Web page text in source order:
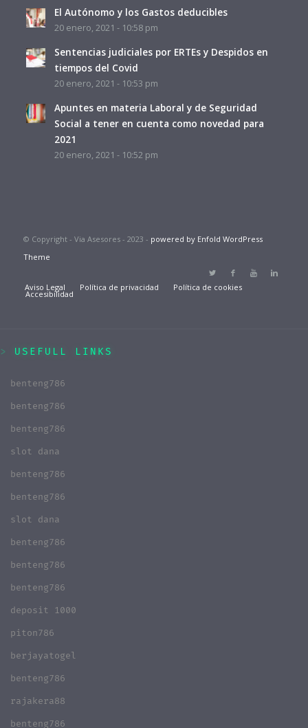
El Autónomo y los Gastos deducibles
20 enero, 2021 - 10:58 pm
Sentencias judiciales por ERTEs y Despidos en
tiempos del Covid
20 enero, 2021 - 10:53 pm
Apuntes en materia Laboral y de Seguridad
Social a tener en cuenta como novedad para
2021
20 enero, 2021 - 10:52 pm
© Copyright - Via Asesores - 2023 - powered by Enfold WordPress
Theme
Aviso Legal Política de privacidad Política de cookies
Accesibilidad
USEFULL LINKS
benteng786
benteng786
benteng786
slot dana
benteng786
benteng786
slot dana
benteng786
benteng786
benteng786
deposit 1000
piton786
berjayatogel
benteng786
rajakera88
benteng786